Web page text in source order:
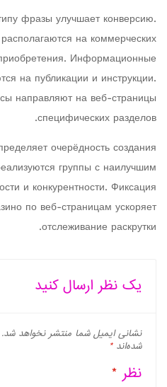
фразы улучшает конверсию.
на коммерческих
Информационные
на публикации и инструкции.
направляют на веб-страницы
специфических разделов.
очерёдность создания
группы с наилучшим
и конкурентности. Фиксация
по веб-страницам ускоряет
отслеживание раскрутки.
یک نظر ارسال کنید
نشانی ایمیل شما منتشر نخواهد شد.
شده‌اند*
نظر *